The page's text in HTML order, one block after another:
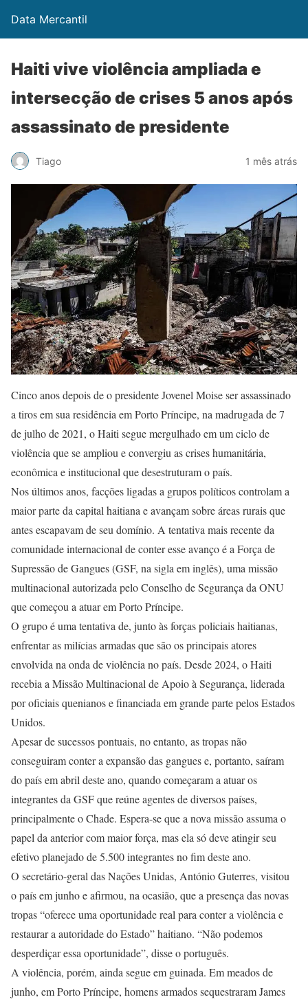
Data Mercantil
Haiti vive violência ampliada e
intersecção de crises 5 anos após
assassinato de presidente
Tiago 1 mês atrás
Cinco anos depois de o presidente Jovenel Moise ser assassinado
a tiros em sua residência em Porto Príncipe, na madrugada de 7
de julho de 2021, o Haiti segue mergulhado em um ciclo de
violência que se ampliou e convergiu as crises humanitária,
econômica e institucional que desestruturam o país.
Nos últimos anos, facções ligadas a grupos políticos controlam a
maior parte da capital haitiana e avançam sobre áreas rurais que
antes escapavam de seu domínio. A tentativa mais recente da
comunidade internacional de conter esse avanço é a Força de
Supressão de Gangues (GSF, na sigla em inglês), uma missão
multinacional autorizada pelo Conselho de Segurança da ONU
que começou a atuar em Porto Príncipe.
O grupo é uma tentativa de, junto às forças policiais haitianas,
enfrentar as milícias armadas que são os principais atores
envolvida na onda de violência no país. Desde 2024, o Haiti
recebia a Missão Multinacional de Apoio à Segurança, liderada
por oficiais quenianos e financiada em grande parte pelos Estados
Unidos.
Apesar de sucessos pontuais, no entanto, as tropas não
conseguiram conter a expansão das gangues e, portanto, saíram
do país em abril deste ano, quando começaram a atuar os
integrantes da GSF que reúne agentes de diversos países,
principalmente o Chade. Espera-se que a nova missão assuma o
papel da anterior com maior força, mas ela só deve atingir seu
efetivo planejado de 5.500 integrantes no fim deste ano.
O secretário-geral das Nações Unidas, António Guterres, visitou
o país em junho e afirmou, na ocasião, que a presença das novas
tropas “oferece uma oportunidade real para conter a violência e
restaurar a autoridade do Estado” haitiano. “Não podemos
desperdiçar essa oportunidade”, disse o português.
A violência, porém, ainda segue em guinada. Em meados de
junho, em Porto Príncipe, homens armados sequestraram James